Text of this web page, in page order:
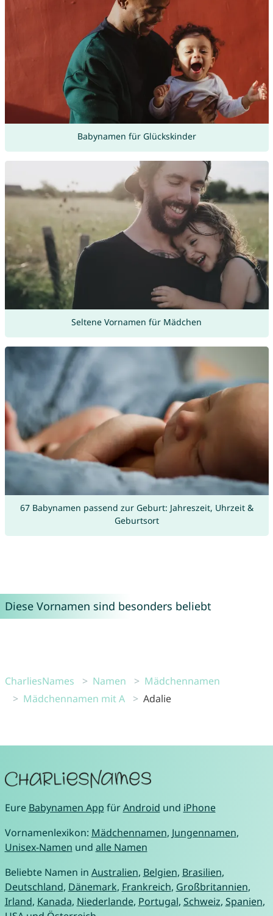
Babynamen für Glückskinder
Seltene Vornamen für Mädchen
67 Babynamen passend zur Geburt: Jahreszeit, Uhrzeit &
Geburtsort
Diese Vornamen sind besonders beliebt
CharliesNames Namen
Mädchennamen
Mädchennamen mit A
Adalie
Eure Babynamen App fürAndroid und iPhone
Vornamenlexikon: Mädchennamen, Jungennamen,
Unisex-Namen und alle Namen
Beliebte Namen in Australien, Belgien, Brasilien,
Deutschland, Dänemark, Frankreich, Großbritannien,
Irland, Kanada, Niederlande, Portugal, Schweiz, Spanien,